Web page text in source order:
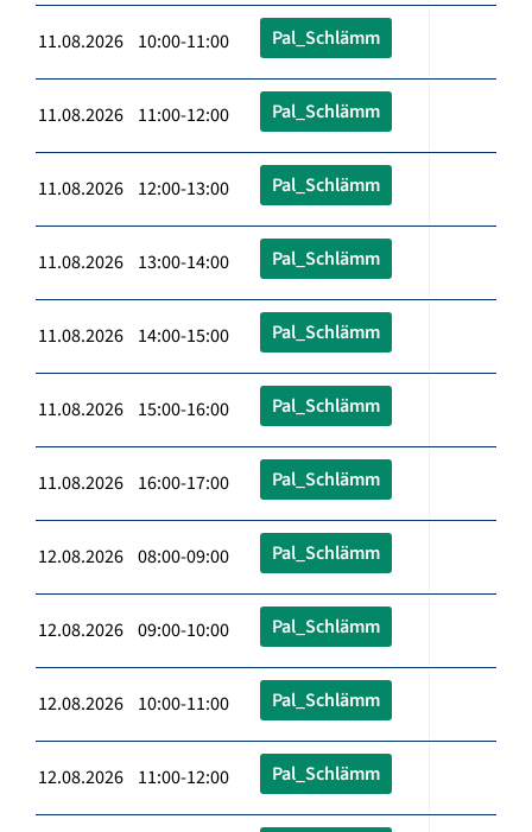
11.08.2026 10:00-11:00 Pal_Schlämm
11.08.2026 11:00-12:00 Pal_Schlämm
11.08.2026 12:00-13:00 Pal_Schlämm
11.08.2026 13:00-14:00 Pal_Schlämm
11.08.2026 14:00-15:00 Pal_Schlämm
11.08.2026 15:00-16:00 Pal_Schlämm
11.08.2026 16:00-17:00 Pal_Schlämm
12.08.2026 08:00-09:00 Pal_Schlämm
12.08.2026 09:00-10:00 Pal_Schlämm
12.08.2026 10:00-11:00 Pal_Schlämm
12.08.2026 11:00-12:00 Pal_Schlämm